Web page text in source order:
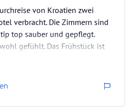
von Kroatien zwei
verbracht. Die Zimmern sind
top sauber und gepflegt.
gefühlt. Das Frühstück ist
nett.
sagt, liegt das Hotel weit oben
Tegernsee entfernt.